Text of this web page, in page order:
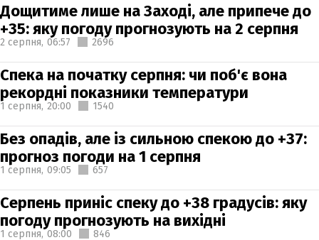
Дощитиме лише на Заході, але припече до
+35: яку погоду прогнозують на 2 серпня
2 серпня, 06:57 2696
Спека на початку серпня: чи поб'є вона
рекордні показники температури
1 серпня, 20:00 1540
Без опадів, але із сильною спекою до +37:
прогноз погоди на 1 серпня
1 серпня, 09:05 657
Серпень приніс спеку до +38 градусів: яку
погоду прогнозують на вихідні
1 серпня, 08:00 846